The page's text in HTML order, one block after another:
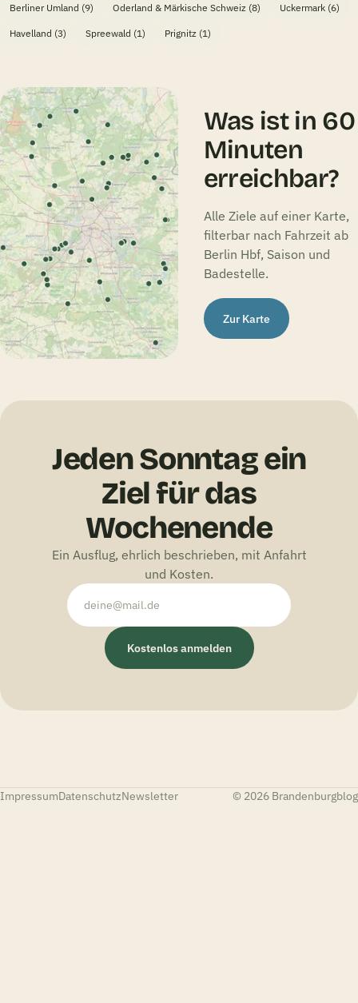
Berliner Umland (9)
Oderland & Märkische Schweiz (8)
Uckermark (6)
Havelland (3)
Spreewald (1) Prignitz (1)
Was ist in 60
Minuten
erreichbar?
Alle Ziele auf einer Karte,
filterbar nach Fahrzeit ab
Berlin Hbf, Saison und
Badestelle.
Zur Karte
Jeden Sonntag ein
Ziel für das
Wochenende
Ein Ausflug, ehrlich beschrieben, mit Anfahrt
und Kosten.
Kostenlos anmelden
ImpressumDatenschutzNewsletter © 2026 Brandenburgblog